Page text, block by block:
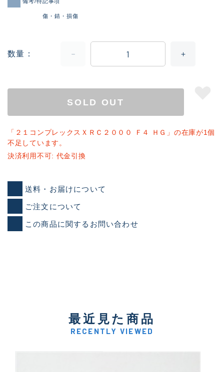
傷・錆・損傷
数量
SOLD OUT
「２１コンプレックスＸＲＣ２０００ Ｆ４ ＨＧ」の在庫が1個
不足しています。
決済利用不可: 代金引換
送料・お届けについて
ご注文について
この商品に関するお問い合わせ
最近見た商品
RECENTLY VIEWED